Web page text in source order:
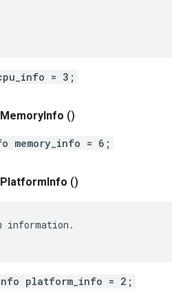
= 3;
MemoryInfo ()
memory_info = 6;
PlatformInfo ()
information.
platform_info = 2;